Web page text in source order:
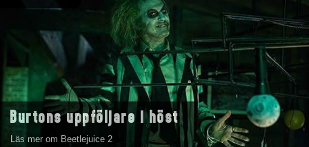
Burtons uppföljare i höst
Läs mer om Beetlejuice 2